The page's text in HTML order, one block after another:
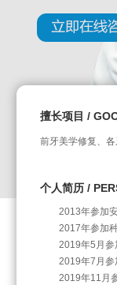
擅长项目 /
前牙美学修复、
个人简历 /
2013年参加
2017年参加种
2019年5月参
2019年7月参
2019年11月参